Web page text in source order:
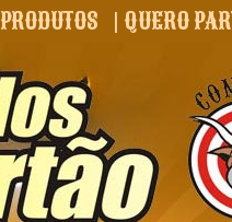
PRODUTOS | QUERO